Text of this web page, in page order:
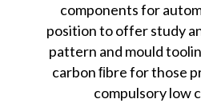
components for
position to offer study
pattern and mould
carbon ﬁbre for those
compulsory low